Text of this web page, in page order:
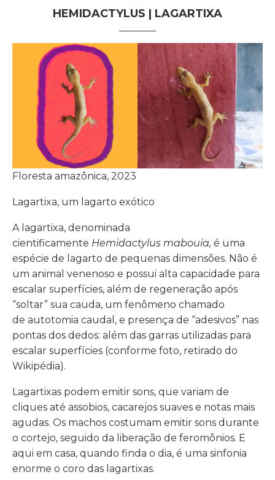
HEMIDACTYLUS | LAGARTIXA
Floresta amazônica, 2023
Lagartixa, um lagarto exótico
A lagartixa, denominada
cientificamente Hemidactylus mabouia, é uma
espécie de lagarto de pequenas dimensões. Não é
um animal venenoso e possui alta capacidade para
escalar superfícies, além de regeneração após
“soltar” sua cauda, um fenômeno chamado
de autotomia caudal, e presença de “adesivos” nas
pontas dos dedos: além das garras utilizadas para
escalar superfícies (conforme foto, retirado do
Wikipédia).
Lagartixas podem emitir sons, que variam de
cliques até assobios, cacarejos suaves e notas mais
agudas. Os machos costumam emitir sons durante
o cortejo, seguido da liberação de feromônios. E
aqui em casa, quando finda o dia, é uma sinfonia
enorme o coro das lagartixas.